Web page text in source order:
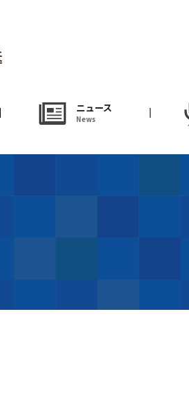
ニュース
News